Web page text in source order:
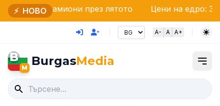
⚡ НОВО
през лятото Цени на едро: Зеленчуците и
A- A A+
B
M BurgasMedia